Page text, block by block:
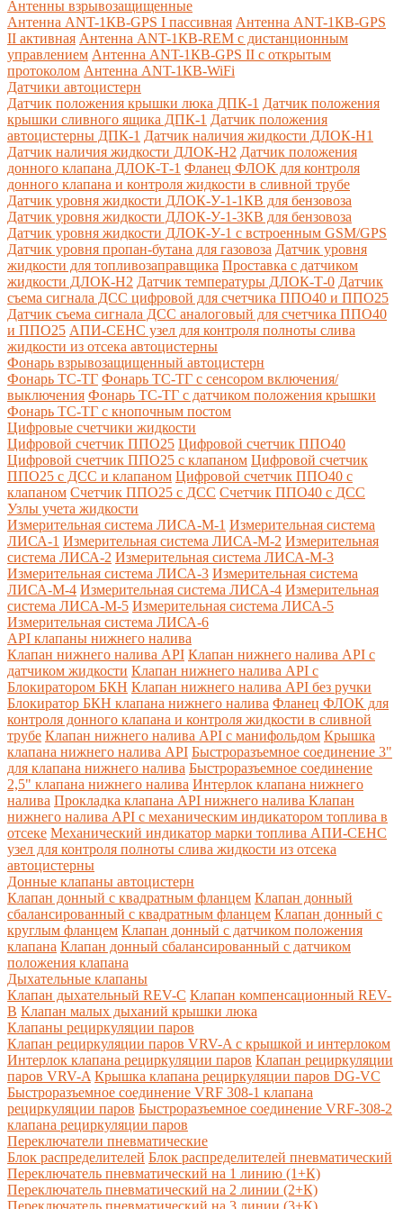
Антенны взрывозащищенные
Антенна ANT-1КВ-GPS I пассивная Антенна ANT-1КВ-GPS
II активная Антенна ANT-1КВ-REM c дистанционным
управлением Антенна ANT-1КВ-GPS II с открытым
протоколом Антенна ANT-1КВ-WiFi
Датчики автоцистерн
Датчик положения крышки люка ДПК-1 Датчик положения
крышки сливного ящика ДПК-1 Датчик положения
автоцистерны ДПК-1 Датчик наличия жидкости ДЛОК-Н1
Датчик наличия жидкости ДЛОК-Н2 Датчик положения
донного клапана ДЛОК-Т-1 Фланец ФЛОК для контроля
донного клапана и контроля жидкости в сливной трубе
Датчик уровня жидкости ДЛОК-У-1-1КВ для бензовоза
Датчик уровня жидкости ДЛОК-У-1-3КВ для бензовоза
Датчик уровня жидкости ДЛОК-У-1 с встроенным GSM/GPS
Датчик уровня пропан-бутана для газовоза Датчик уровня
жидкости для топливозаправщика Проставка с датчиком
жидкости ДЛОК-Н2 Датчик температуры ДЛОК-Т-0 Датчик
съема сигнала ДСС цифровой для счетчика ППО40 и ППО25
Датчик съема сигнала ДСС аналоговый для счетчика ППО40
и ППО25 АПИ-СЕНС узел для контроля полноты слива
жидкости из отсека автоцистерны
Фонарь взрывозащищенный автоцистерн
Фонарь ТС-ТГ Фонарь ТС-ТГ с сенсором включения/
выключения Фонарь ТС-ТГ с датчиком положения крышки
Фонарь ТС-ТГ с кнопочным постом
Цифровые счетчики жидкости
Цифровой счетчик ППО25 Цифровой счетчик ППО40
Цифровой счетчик ППО25 с клапаном Цифровой счетчик
ППО25 с ДСС и клапаном Цифровой счетчик ППО40 с
клапаном Счетчик ППО25 с ДСС Счетчик ППО40 с ДСС
Узлы учета жидкости
Измерительная система ЛИСА-М-1 Измерительная система
ЛИСА-1 Измерительная система ЛИСА-М-2 Измерительная
система ЛИСА-2 Измерительная система ЛИСА-М-3
Измерительная система ЛИСА-3 Измерительная система
ЛИСА-М-4 Измерительная система ЛИСА-4 Измерительная
система ЛИСА-М-5 Измерительная система ЛИСА-5
Измерительная система ЛИСА-6
API клапаны нижнего налива
Клапан нижнего налива API Клапан нижнего налива API с
датчиком жидкости Клапан нижнего налива API с
Блокиратором БКН Клапан нижнего налива API без ручки
Блокиратор БКН клапана нижнего налива Фланец ФЛОК для
контроля донного клапана и контроля жидкости в сливной
трубе Клапан нижнего налива API с манифольдом Крышка
клапана нижнего налива API Быстроразъемное соединение 3"
для клапана нижнего налива Быстроразъемное соединение
2,5" клапана нижнего налива Интерлок клапана нижнего
налива Прокладка клапана API нижнего налива Клапан
нижнего налива API с механическим индикатором топлива в
отсеке Механический индикатор марки топлива АПИ-СЕНС
узел для контроля полноты слива жидкости из отсека
автоцистерны
Донные клапаны автоцистерн
Клапан донный с квадратным фланцем Клапан донный
сбалансированный с квадратным фланцем Клапан донный с
круглым фланцем Клапан донный с датчиком положения
клапана Клапан донный сбалансированный с датчиком
положения клапана
Дыхательные клапаны
Клапан дыхательный REV-C Клапан компенсационный REV-
B Клапан малых дыханий крышки люка
Клапаны рециркуляции паров
Клапан рециркуляции паров VRV-A с крышкой и интерлоком
Интерлок клапана рециркуляции паров Клапан рециркуляции
паров VRV-A Крышка клапана рециркуляции паров DG-VC
Быстроразъемное соединение VRF 308-1 клапана
рециркуляции паров Быстроразъемное соединение VRF-308-2
клапана рециркуляции паров
Переключатели пневматические
Блок распределителей Блок распределителей пневматический
Переключатель пневматический на 1 линию (1+К)
Переключатель пневматический на 2 линии (2+К)
Переключатель пневматический на 3 линии (3+К)